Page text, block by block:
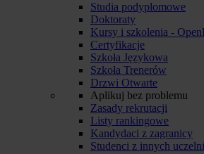
Studia podyplomowe
Doktoraty
Kursy i szkolenia -
Certyfikacje
Szkoła Językowa
Szkoła Trenerów
Drzwi Otwarte
Aplikuj bez problemu
Zasady rekrutacji
Listy rankingowe
Kandydaci z zagranicy
Studenci z innych uczelni